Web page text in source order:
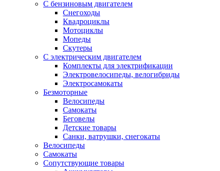
С бензиновым двигателем
Снегоходы
Квадроциклы
Мотоциклы
Мопеды
Скутеры
С электрическим двигателем
Комплекты для электрификации
Электровелосипеды, велогибриды
Электросамокаты
Безмоторные
Велосипеды
Самокаты
Беговелы
Детские товары
Санки, ватрушки, снегокаты
Велосипеды
Самокаты
Сопутствующие товары